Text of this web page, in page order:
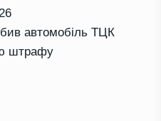
автомобіль ТЦК
штрафу